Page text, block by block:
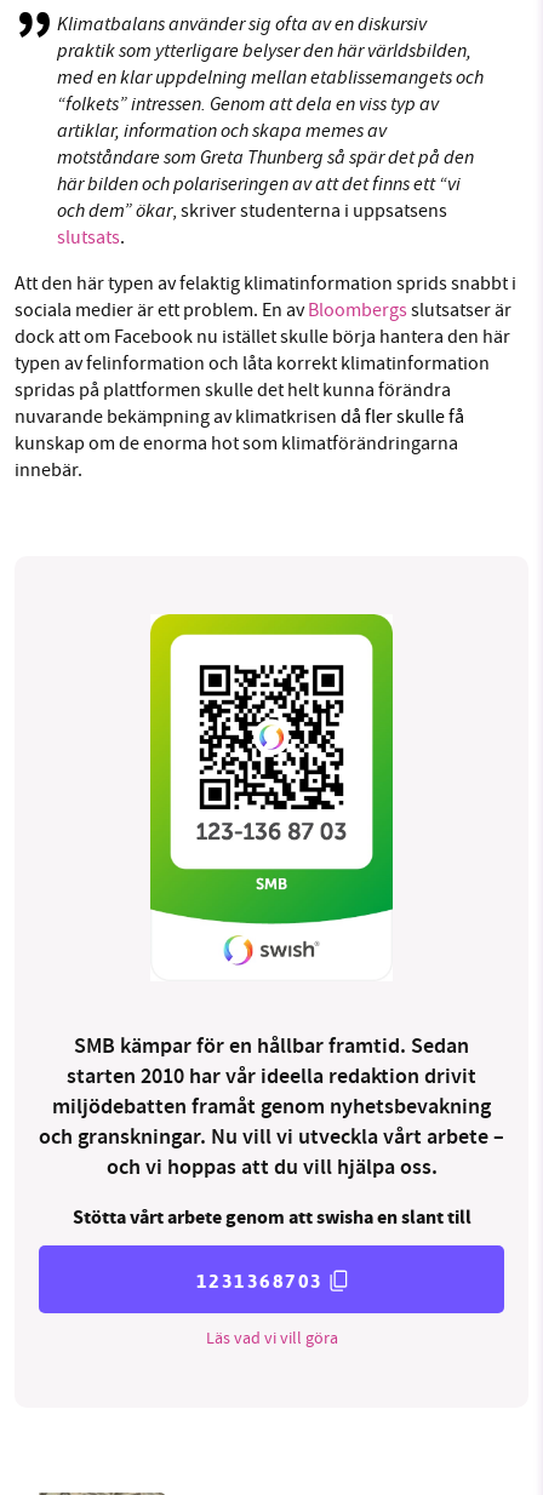
Klimatbalans använder sig ofta av en diskursiv
praktik som ytterligare belyser den här världsbilden,
med en klar uppdelning mellan etablissemangets och
“folkets” intressen. Genom att dela en viss typ av
artiklar, information och skapa memes av
motståndare som Greta Thunberg så spär det på den
här bilden och polariseringen av att det finns ett “vi
och dem” ökar, skriver studenterna i uppsatsens
slutsats.
Att den här typen av felaktig klimatinformation sprids snabbt i
sociala medier är ett problem. En avBloombergsslutsatser är
dock att om Facebook nu istället skulle börja hantera den här
typen av felinformation och låta korrekt klimatinformation
spridas på plattformen skulle det helt kunna förändra
nuvarande bekämpning av klimatkrisen då fler skulle få
kunskap om de enorma hot som klimatförändringarna
innebär.
SMB kämpar för en hållbar framtid. Sedan
starten 2010 har vår ideella redaktion drivit
miljödebatten framåt genom nyhetsbevakning
och granskningar. Nu vill vi utveckla vårt arbete –
och vi hoppas att du vill hjälpa oss.
Stötta vårt arbete genom att swisha en slant till
1231368703
Läs vad vi vill göra